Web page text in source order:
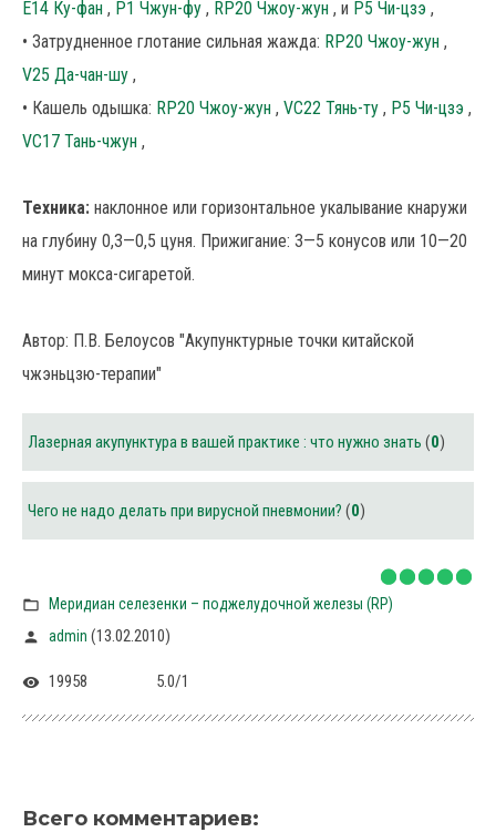
Е14 Ку-фан , Р1 Чжун-фу , RP20 Чжоу-жун , и P5 Чи-цзэ ,
• Затрудненное глотание сильная жажда: RP20 Чжоу-жун ,
V25 Да-чан-шу ,
• Кашель одышка: RP20 Чжоу-жун , VC22 Тянь-ту , P5 Чи-цзэ ,
VC17 Тань-чжун ,
Техника: наклонное или горизонтальное укалывание кнаружи
на глубину 0,3—0,5 цуня. Прижигание: 3—5 конусов или 10—20
минут мокса-сигаретой.
Автор: П.В. Белоусов "Акупунктурные точки китайской
чжэньцзю-терапии"
Лазерная акупунктура в вашей практике : что нужно знать (0)
Чего не надо делать при вирусной пневмонии? (0)
Меридиан селезенки – поджелудочной железы (RP)
admin (13.02.2010)
19958 5.0/1
Всего комментариев: